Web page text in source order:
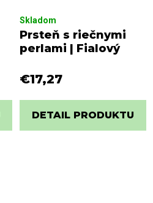
Prsteň s riečnymi
perlami | Fialový
Skladom
€17,27
DETAIL PRODUKTU